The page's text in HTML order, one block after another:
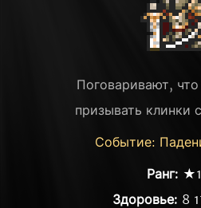
Поговаривают,
призывать клинки
Событие:
Ранг:
Здоровье: 8